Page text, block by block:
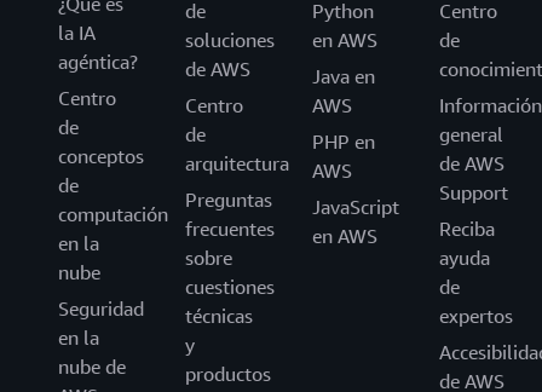
la IA
agéntica?
Centro
de
conceptos
de
computación
en la
nube
Seguridad
en la
nube de
de
soluciones
de AWS
Centro
de
arquitectura
Preguntas
frecuentes
sobre
cuestiones
técnicas
y
productos
Python
en AWS
Java en
AWS
PHP en
AWS
JavaScript
en AWS
Centro
de
Información
general
de AWS
Support
Reciba
ayuda
de
expertos
de AWS